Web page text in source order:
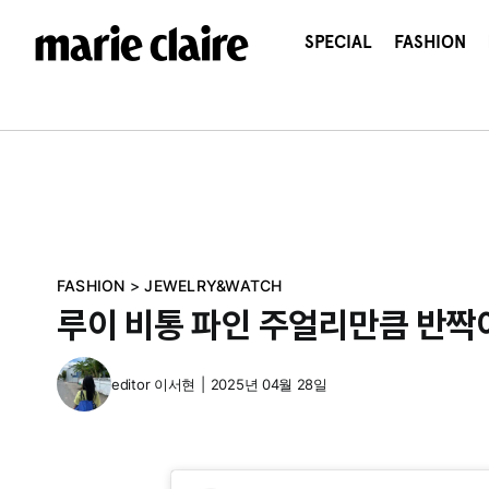
건
SPECIAL FASHION
FASHION > JEWELRY&WATCH
루이 비통 파인 주얼리만큼 반
editor 이서현 2025년 04월 28일